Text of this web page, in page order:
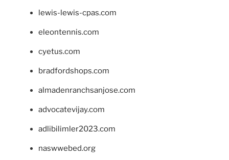
lewis-lewis-cpas.com
eleontennis.com
cyetus.com
bradfordshops.com
almadenranchsanjose.com
advocatevijay.com
adlibilimler2023.com
naswwebed.org